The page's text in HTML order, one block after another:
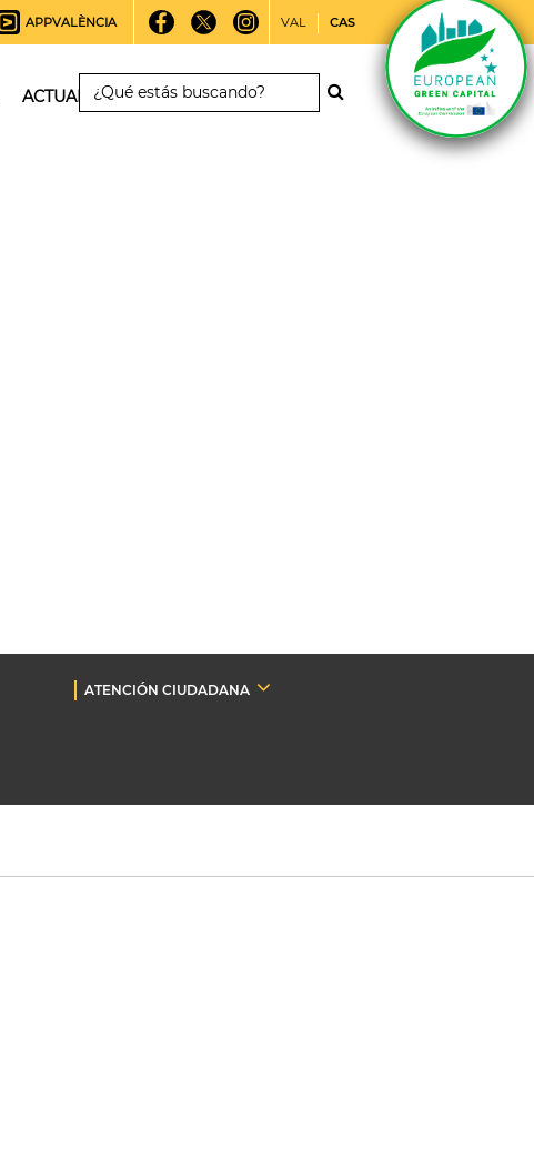
APPVALÈNCIA VAL CAS
ACTUALIDAD
ATENCIÓN CIUDADANA